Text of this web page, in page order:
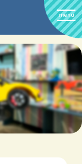
menu